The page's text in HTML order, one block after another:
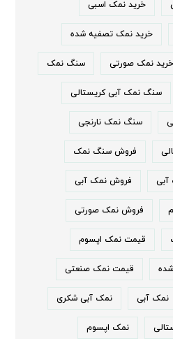
خرید نمک اسبی
خرید نمک تصفیه شده
خرید نمک صورتی سنگ نمک
سنگ نمک آبی کریستالی
سنگ نمک نارنجی
فروش سنگ نمک
فروش نمک آبی
فروش نمک صورتی
قیمت نمک اپسوم
قیمت نمک صنعتی
نمک آبی نمک آبی شکری
نمک اپسوم